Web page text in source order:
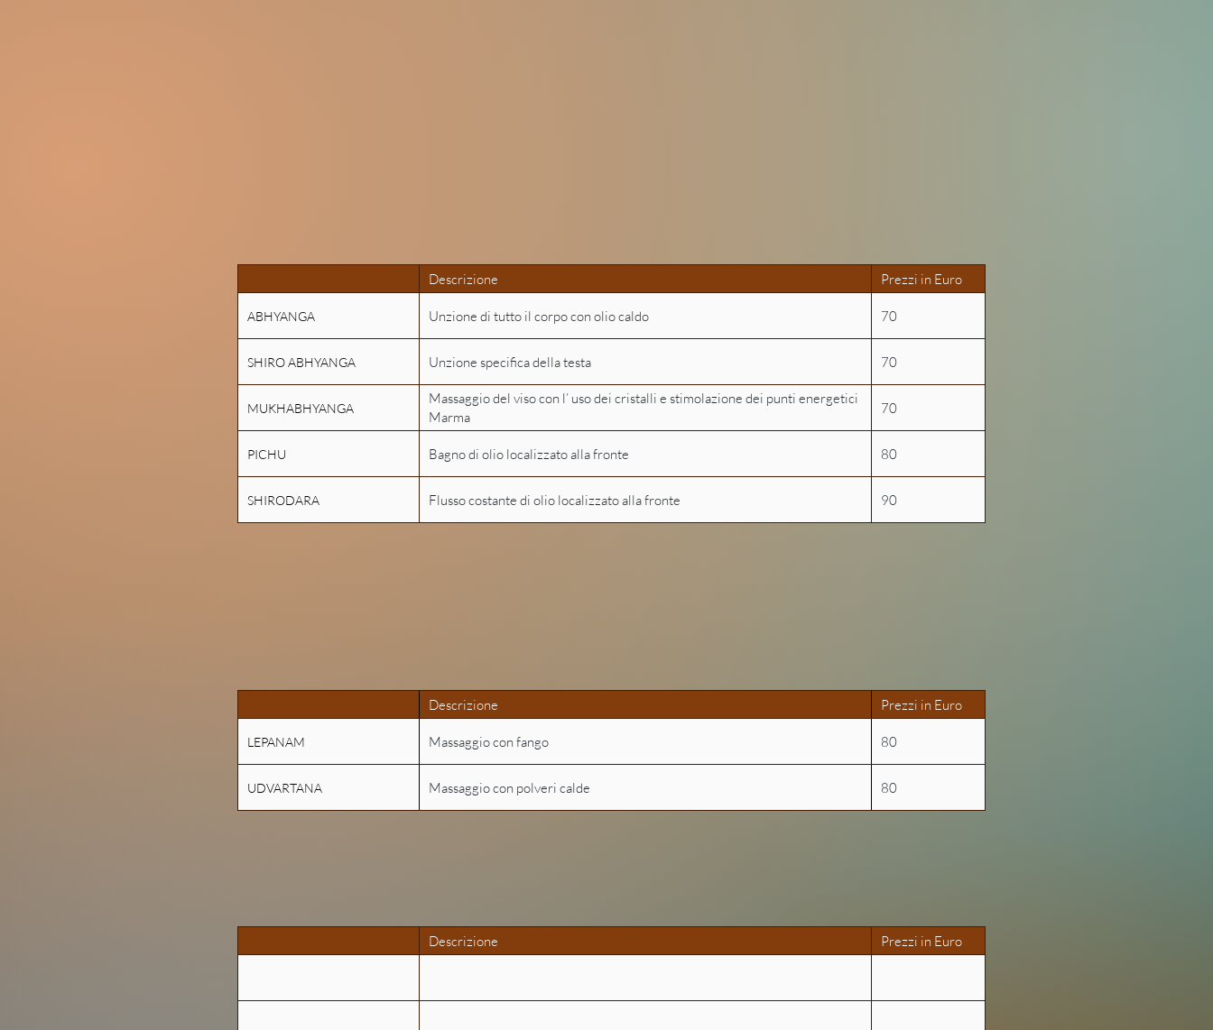
Descrizione Prezzi in Euro
ABHYANGA Unzione di tutto il corpo con olio caldo 70
SHIRO ABHYANGA Unzione specifica della testa 70
MUKHABHYANGA
Massaggio del viso con l’ uso dei cristalli e stimolazione dei punti energetici
Marma
70
PICHU Bagno di olio localizzato alla fronte 80
SHIRODARA Flusso costante di olio localizzato alla fronte 90
Descrizione Prezzi in Euro
LEPANAM Massaggio con fango 80
UDVARTANA Massaggio con polveri calde 80
Descrizione Prezzi in Euro